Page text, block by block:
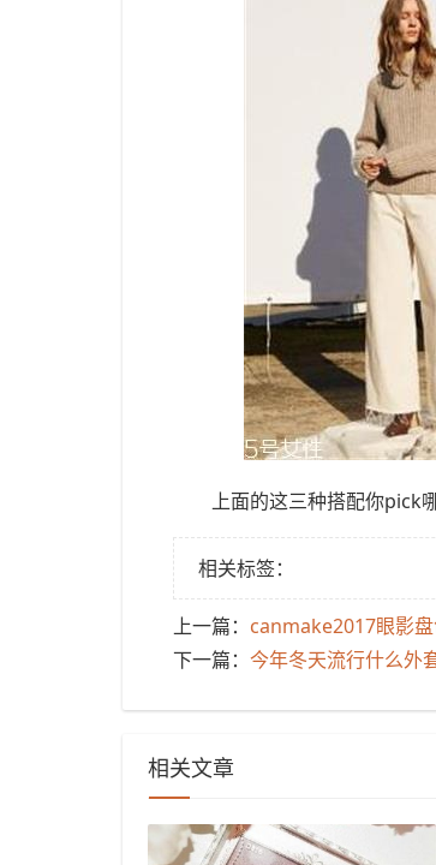
上面的这三种搭配你pick
相关标签：
上一篇： ​canmake2017眼影
下一篇： 今年冬天流行什么外
相关文章